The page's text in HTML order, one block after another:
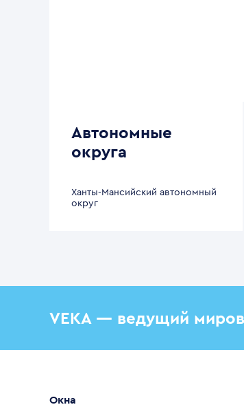
Автономные
округа
Ханты-Мансийский автономный
округ
VEKA — ведущий
Окна